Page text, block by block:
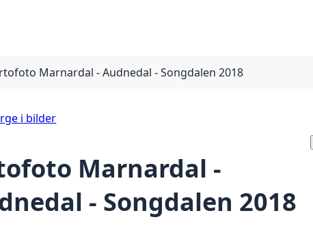
Marnardal - Audnedal - Songdalen 2018
i bilder
Marnardal -
- Songdalen 2018